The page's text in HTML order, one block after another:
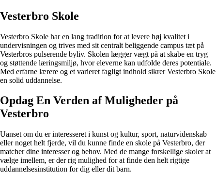
Vesterbro Skole
Vesterbro Skole har en lang tradition for at levere høj kvalitet i
undervisningen og trives med sit centralt beliggende campus tæt på
Vesterbros pulserende byliv. Skolen lægger vægt på at skabe en tryg
og støttende læringsmiljø, hvor eleverne kan udfolde deres potentiale.
Med erfarne lærere og et varieret fagligt indhold sikrer Vesterbro Skole
en solid uddannelse.
Opdag En Verden af Muligheder på
Vesterbro
Uanset om du er interesseret i kunst og kultur, sport, naturvidenskab
eller noget helt fjerde, vil du kunne finde en skole på Vesterbro, der
matcher dine interesser og behov. Med de mange forskellige skoler at
vælge imellem, er der rig mulighed for at finde den helt rigtige
uddannelsesinstitution for dig eller dit barn.